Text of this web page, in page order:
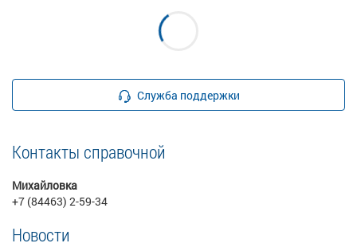
Служба поддержки
Контакты справочной
Михайловка
+7 (84463) 2-59-34
Новости